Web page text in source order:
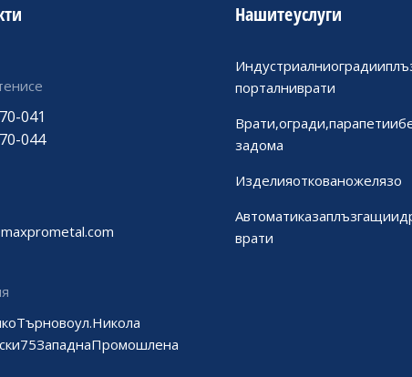
ни се
041
044
Търново ул.Никола
75 Западна Промошлена
Нашите услуги
Индустриални огради и
портални врати
Врати, огради, парапети и
за дома
Изделия от ковано желязо
Автоматика за плъзгащи и
врати